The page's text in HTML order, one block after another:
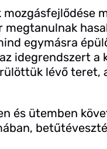
megtanulnak
egymásra
idegrendszert a
lévő teret,
és ütemben